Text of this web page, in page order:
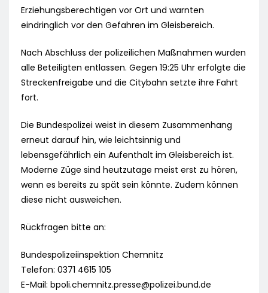
Erziehungsberechtigen vor Ort und warnten
eindringlich vor den Gefahren im Gleisbereich.
Nach Abschluss der polizeilichen Maßnahmen wurden
alle Beteiligten entlassen. Gegen 19:25 Uhr erfolgte die
Streckenfreigabe und die Citybahn setzte ihre Fahrt
fort.
Die Bundespolizei weist in diesem Zusammenhang
erneut darauf hin, wie leichtsinnig und
lebensgefährlich ein Aufenthalt im Gleisbereich ist.
Moderne Züge sind heutzutage meist erst zu hören,
wenn es bereits zu spät sein könnte. Zudem können
diese nicht ausweichen.
Rückfragen bitte an:
Bundespolizeiinspektion Chemnitz
Telefon: 0371 4615 105
E-Mail: bpoli.chemnitz.presse@polizei.bund.de